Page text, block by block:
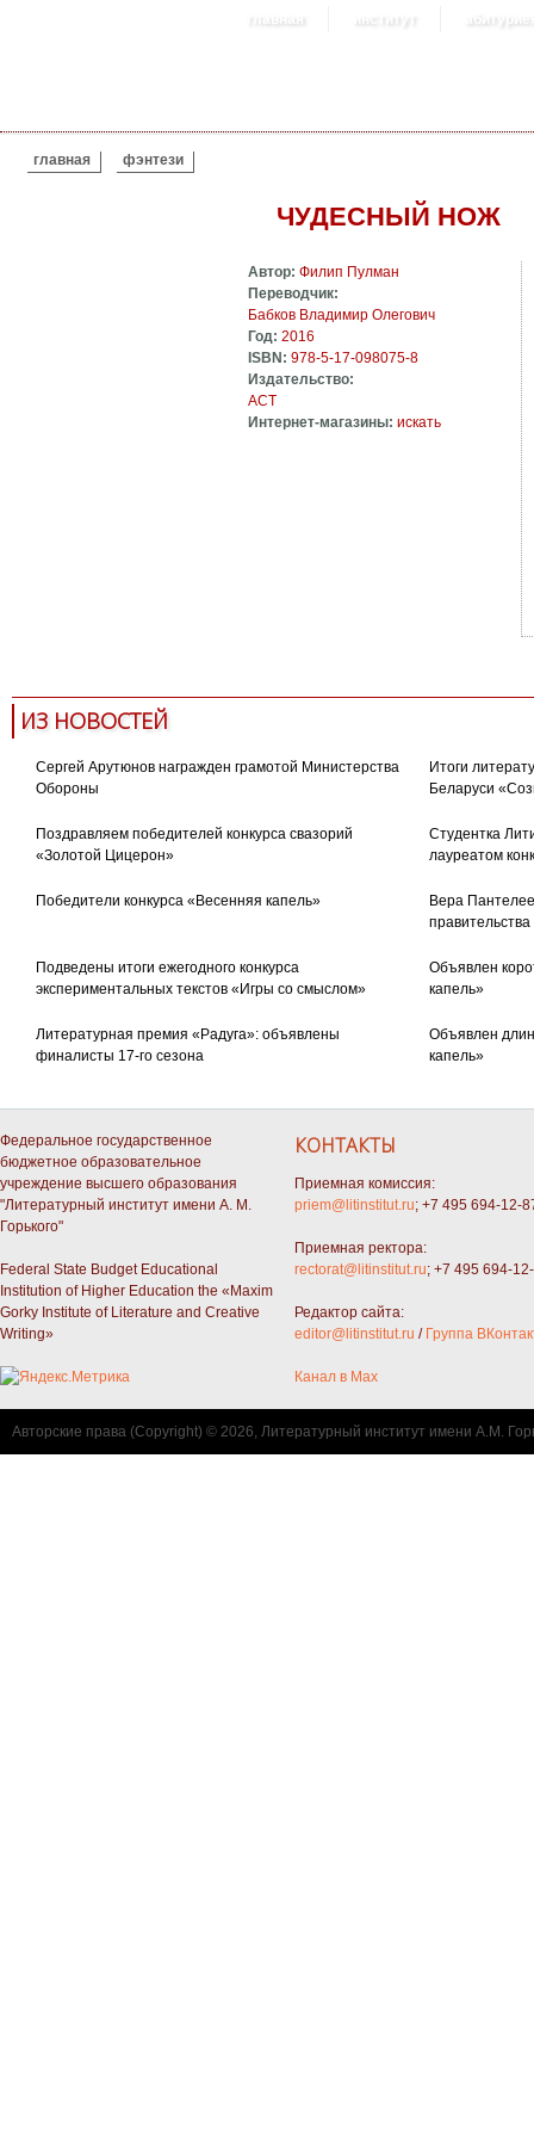
главная институт
ВЫ ЗДЕСЬ
главная фэнтези
ЧУДЕСНЫЙ НОЖ
Автор: Филип Пулман
Переводчик:
Бабков Владимир Олегович
Год: 2016
ISBN: 978-5-17-098075-8
Издательство:
АСТ
Интернет-магазины: искать
ИЗ НОВОСТЕЙ
Сергей Арутюнов награжден грамотой Министерства
Обороны
Итоги
Беларуси
Поздравляем победителей конкурса свазорий
«Золотой Цицерон»
Студентка
лауреатом
Победители конкурса «Весенняя капель»
Вера
Подведены итоги ежегодного конкурса
экспериментальных текстов «Игры со смыслом»
Объявлен
капель»
Литературная премия «Радуга»: объявлены
финалисты 17-го сезона
Объявлен
капель»
Федеральное государственное
бюджетное образовательное
учреждение высшего образования
"Литературный институт имени А. М.
Горького"
Federal State Budget Educational
Institution of Higher Education the «Maxim
Gorky Institute of Literature and Creative
Writing»
КОНТАКТЫ
Приемная комиссия:
priem@litinstitut.ru; +7 495 694-12-
Приемная ректора:
rectorat@litinstitut.ru; +7 495 694-
Редактор сайта:
editor@litinstitut.ru / Группа
Канал в Max
Авторские права (Copyright) © 2026, Литературный институт имени А.М.